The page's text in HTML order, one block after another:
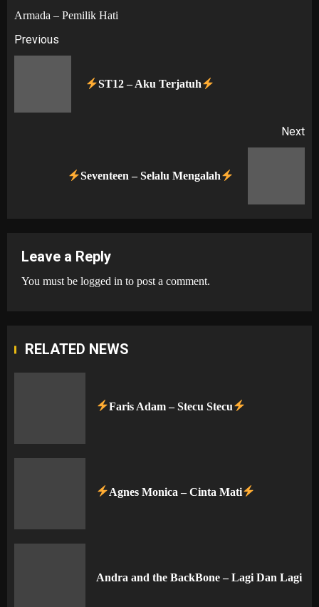
Armada – Pemilik Hati
Post
navigation
Previous
ST12 – Aku Terjatuh
Next
Seventeen – Selalu Mengalah
Leave a Reply
You must be logged in to post a comment.
RELATED NEWS
Faris Adam – Stecu Stecu
Agnes Monica – Cinta Mati
Andra and the BackBone – Lagi Dan Lagi